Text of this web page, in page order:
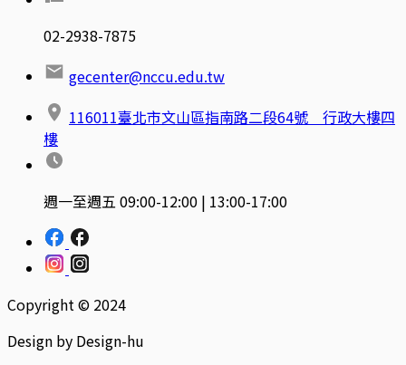
02-2938-7875
gecenter@nccu.edu.tw
116011臺北市文山區指南路二段64號 行政大樓四
樓
週一至週五 09:00-12:00 | 13:00-17:00
Copyright © 2024
Design by Design-hu